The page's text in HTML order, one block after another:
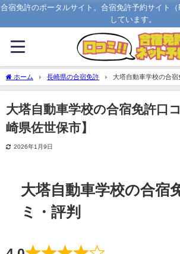
合宿免許のポータルサイト。合宿免許予約サイト
しています。
ホーム 長崎県の合宿免許
大塔自動車学校の合宿
佐世保市】
大塔自動車学校の合宿免許口
崎県佐世保市】
2026年1月9日
大塔自動車学校の合宿
ミ・評判